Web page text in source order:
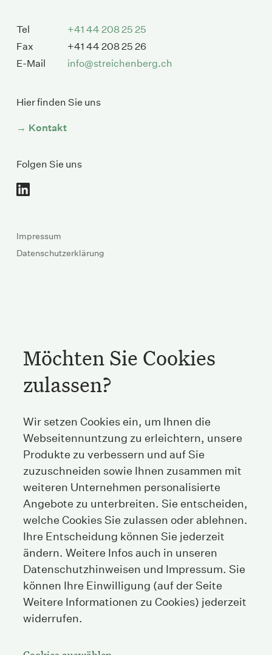
Tel
+41 44 208 25 25
Fax
+41 44 208 25 26
E-Mail
info@streichenberg.ch
Hier finden Sie uns
Kontakt
Folgen Sie uns
Impressum
Datenschutzerklärung
Möchten Sie Cookies
zulassen?
Wir setzen Cookies ein, um Ihnen die
Webseitennuntzung zu erleichtern, unsere
Produkte zu verbessern und auf Sie
zuzuschneiden sowie Ihnen zusammen mit
weiteren Unternehmen personalisierte
Angebote zu unterbreiten. Sie entscheiden,
welche Cookies Sie zulassen oder ablehnen.
Ihre Entscheidung können Sie jederzeit
ändern. Weitere Infos auch in unseren
Datenschutzhinweisen und Impressum. Sie
können Ihre Einwilligung (auf der Seite
Weitere Informationen zu Cookies) jederzeit
widerrufen.